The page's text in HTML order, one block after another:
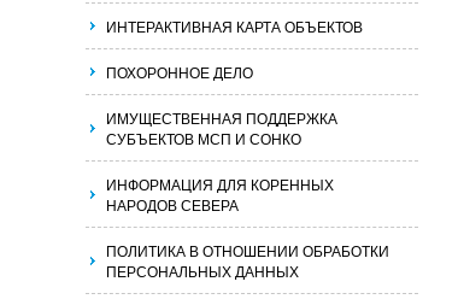
ИНТЕРАКТИВНАЯ КАРТА ОБЪЕКТОВ
ПОХОРОННОЕ ДЕЛО
ИМУЩЕСТВЕННАЯ ПОДДЕРЖКА
СУБЪЕКТОВ МСП И СОНКО
ИНФОРМАЦИЯ ДЛЯ КОРЕННЫХ
НАРОДОВ СЕВЕРА
ПОЛИТИКА В ОТНОШЕНИИ ОБРАБОТКИ
ПЕРСОНАЛЬНЫХ ДАННЫХ